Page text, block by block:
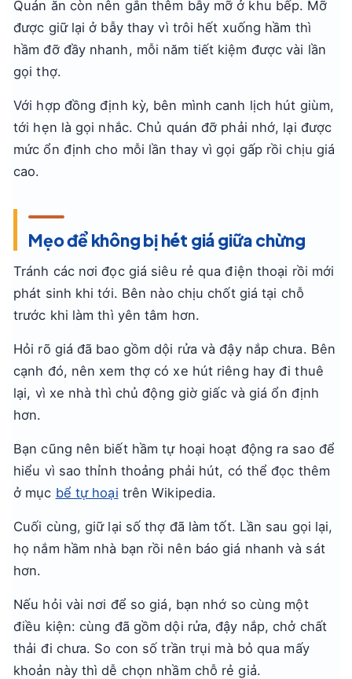
Quán ăn còn nên gắn thêm bẫy mỡ ở khu bếp. Mỡ
được giữ lại ở bẫy thay vì trôi hết xuống hầm thì
hầm đỡ đầy nhanh, mỗi năm tiết kiệm được vài lần
gọi thợ.
Với hợp đồng định kỳ, bên mình canh lịch hút giùm,
tới hẹn là gọi nhắc. Chủ quán đỡ phải nhớ, lại được
mức ổn định cho mỗi lần thay vì gọi gấp rồi chịu giá
cao.
Mẹo để không bị hét giá giữa chừng
Tránh các nơi đọc giá siêu rẻ qua điện thoại rồi mới
phát sinh khi tới. Bên nào chịu chốt giá tại chỗ
trước khi làm thì yên tâm hơn.
Hỏi rõ giá đã bao gồm dội rửa và đậy nắp chưa. Bên
cạnh đó, nên xem thợ có xe hút riêng hay đi thuê
lại, vì xe nhà thì chủ động giờ giấc và giá ổn định
hơn.
Bạn cũng nên biết hầm tự hoại hoạt động ra sao để
hiểu vì sao thỉnh thoảng phải hút, có thể đọc thêm
ở mục bể tự hoại trên Wikipedia.
Cuối cùng, giữ lại số thợ đã làm tốt. Lần sau gọi lại,
họ nắm hầm nhà bạn rồi nên báo giá nhanh và sát
hơn.
Nếu hỏi vài nơi để so giá, bạn nhớ so cùng một
điều kiện: cùng đã gồm dội rửa, đậy nắp, chở chất
thải đi chưa. So con số trần trụi mà bỏ qua mấy
khoản này thì dễ chọn nhầm chỗ rẻ giả.